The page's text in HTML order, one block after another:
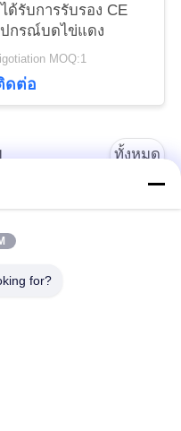
ด้รับการรับรอง CE
กรณ์บดไข่แดง
MOQ:1
ดต่อ
ทั้งหมด
ปกรณ์แปรรูปผลไม้
ครื่องหั่นผัก
for?